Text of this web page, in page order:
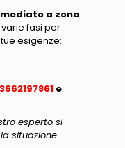
a zona
fasi per
esigenze:
3662197861e
esperto si
situazione.